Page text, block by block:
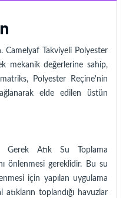
Camelyaf Takviyeli Polyester
mekanik değerlerine sahip,
Polyester Reçine'nin
elde edilen üstün
Gerek Atık Su Toplama
önlenmesi gereklidir. Bu su
için yapılan uygulama
toplandığı havuzlar